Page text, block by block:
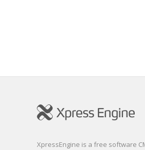
XpressEngine is a free software